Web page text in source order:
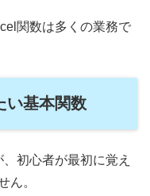
関数は多くの業務で
い基本関数
初心者が最初に覚え
ん。